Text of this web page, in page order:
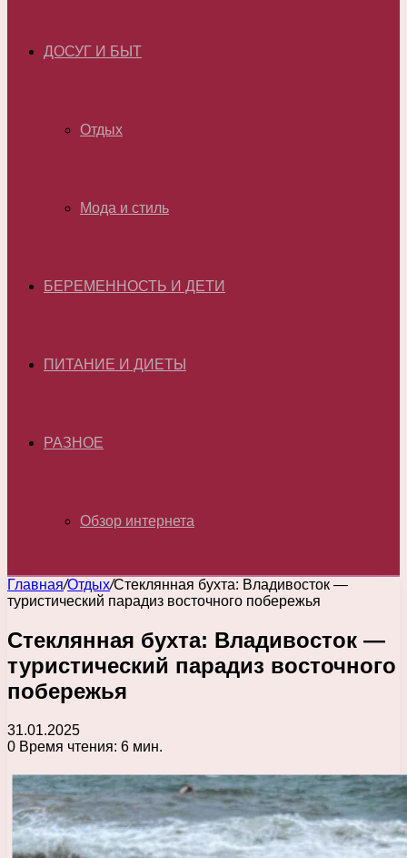
ДОСУГ И БЫТ
Отдых
Мода и стиль
БЕРЕМЕННОСТЬ И ДЕТИ
ПИТАНИЕ И ДИЕТЫ
РАЗНОЕ
Обзор интернета
Главная/Отдых/Стеклянная бухта: Владивосток —
туристический парадиз восточного побережья
Стеклянная бухта: Владивосток —
туристический парадиз восточного
побережья
31.01.2025
0 Время чтения: 6 мин.